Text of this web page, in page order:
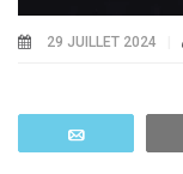
29 JUILLET 2024